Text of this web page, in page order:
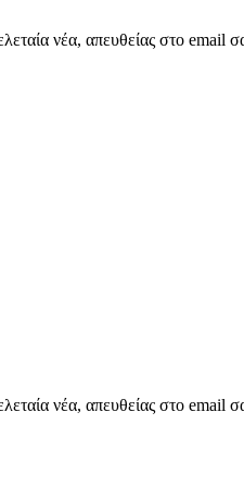
νέα, απευθείας στο email
νέα, απευθείας στο email